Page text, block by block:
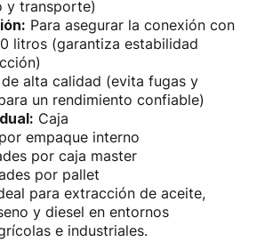
y transporte)
Para asegurar la conexión con
litros (garantiza estabilidad
de alta calidad (evita fugas y
un rendimiento confiable)
Caja
empaque interno
por caja master
por pallet
para extracción de aceite,
y diesel en entornos
e industriales.